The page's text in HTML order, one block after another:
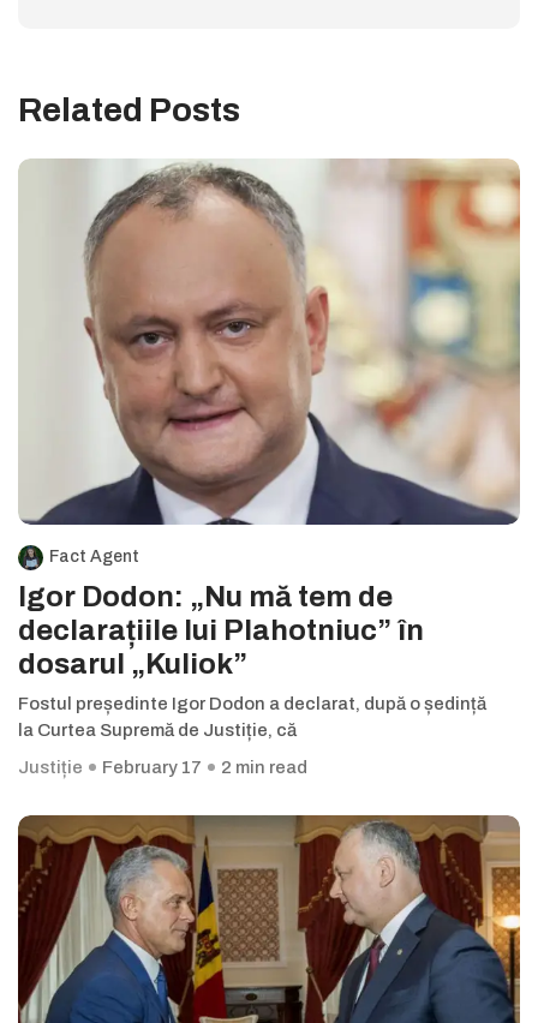
Related Posts
Fact Agent
Igor Dodon: „Nu mă tem de
declarațiile lui Plahotniuc” în
dosarul „Kuliok”
Fostul președinte Igor Dodon a declarat, după o ședință
la Curtea Supremă de Justiție, că
Justiție
February 17 2 min read